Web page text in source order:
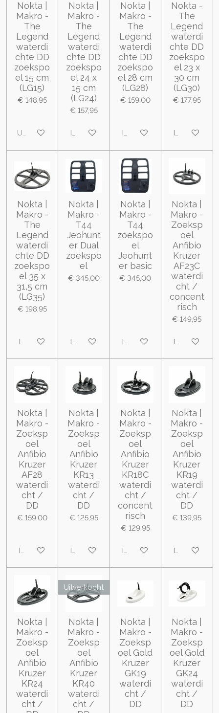
Nokta |
Makro -
The
Legend
waterdi
chte DD
zoekspo
el 15 cm
(LG15)
€ 148,95
Uitverkocht
Nokta |
Makro -
The
Legend
waterdi
chte DD
zoekspo
el 24 x
15 cm
(LG24)
€ 157,95
In winkelwagen
Nokta |
Makro -
The
Legend
waterdi
chte DD
zoekspo
el 28 cm
(LG28)
€ 159,00
In winkelwagen
Nokta -
The
Legend
waterdi
chte DD
zoekspo
el 23 x
30 cm
(LG30)
€ 177,95
In
Nokta |
Makro -
The
Legend
waterdi
chte DD
zoekspo
el 35 x
31,5 cm
(LG35)
€ 198,95
In winkelwagen
Nokta |
Makro -
T44
Jeohunt
er Dual
zoekspo
el
€ 345,00
In winkelwagen
Nokta |
Makro -
T44
zoekspo
el
Jeohunt
er basic
€ 345,00
In winkelwagen
Nokta |
Makro -
Zoeksp
oel
Anfibio
Kruzer
AF23C
waterdi
cht /
concent
risch
€ 149,95
In
Nokta |
Makro -
Zoeksp
oel
Anfibio
Kruzer
AF28
waterdi
cht /
DD
€ 159,00
In winkelwagen
Nokta |
Makro -
Zoeksp
oel
Anfibio
Kruzer
KR13
waterdi
cht /
DD
€ 125,95
In winkelwagen
Nokta |
Makro -
Zoeksp
oel
Anfibio
Kruzer
KR18C
waterdi
cht /
concent
risch
€ 129,95
In winkelwagen
Nokta |
Makro -
Zoeksp
oel
Anfibio
Kruzer
KR19
waterdi
cht /
DD
€ 139,95
In
Nokta |
Makro -
Zoeksp
oel
Anfibio
Kruzer
KR24
waterdi
cht /
Uitverkocht
Nokta |
Makro -
Zoeksp
oel
Anfibio
Kruzer
KR40
waterdi
cht /
Nokta |
Makro -
Zoeksp
oel Gold
Kruzer
GK19
waterdi
cht /
DD
Nokta |
Makro -
Zoeksp
oel Gold
Kruzer
GK24
waterdi
cht /
DD